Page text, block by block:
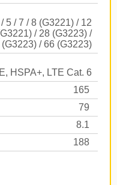
5 / 7 / 8 (G3221) / 12
/ 28 (G3223) /
(G3223) / 66 (G3223)
HSPA+, LTE Cat. 6
165
79
8.1
188